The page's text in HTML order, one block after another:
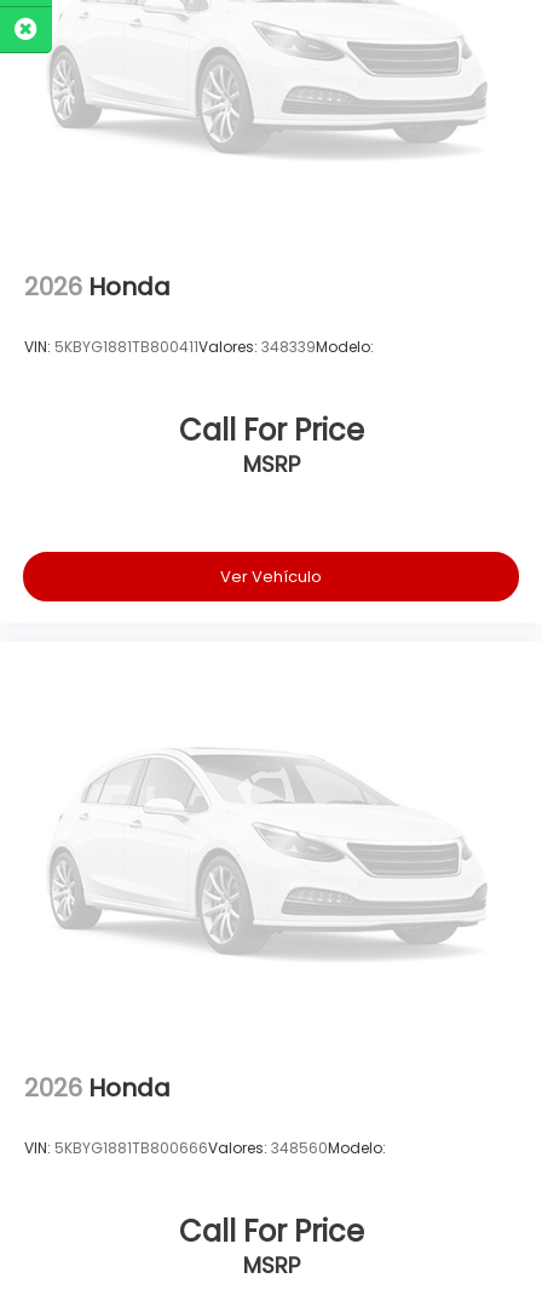
2026 Honda
VIN: 5KBYG1881TB800411Valores: 348339Modelo:
Call For Price
MSRP
Ver Vehículo
2026 Honda
VIN: 5KBYG1881TB800666Valores: 348560Modelo:
Call For Price
MSRP